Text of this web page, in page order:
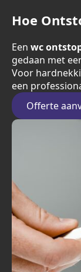
Hoe
Een wc
gedaan met
Voor
een
Offerte